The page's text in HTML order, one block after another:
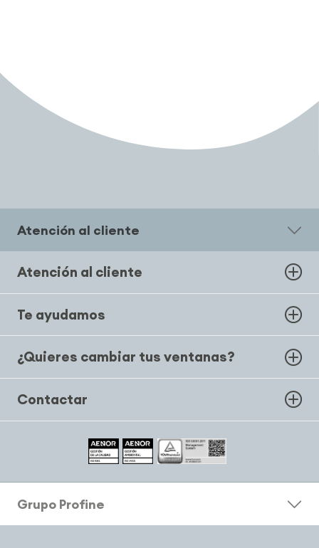
Atención al cliente
Atención al cliente
Te ayudamos
¿Quieres cambiar tus ventanas?
Contactar
Grupo Profine